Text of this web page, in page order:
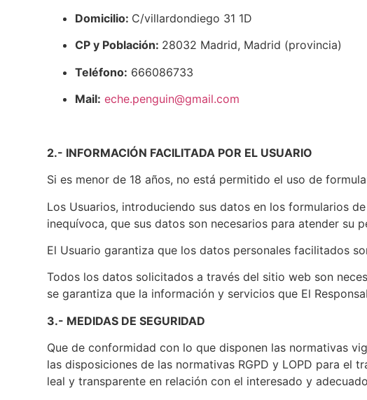
Domicilio: C/villardondiego 31 1D
CP y Población: 28032 Madrid, Madrid (provincia)
Teléfono: 666086733
Mail: eche.penguin@gmail.com
2.- INFORMACIÓN FACILITADA POR EL USUARIO
Si es menor de 18 años, no está permitido el uso de
Los Usuarios, introduciendo sus datos en los formularios
inequívoca, que sus datos son necesarios para atender su
El Usuario garantiza que los datos personales facilitados
Todos los datos solicitados a través del sitio web son
se garantiza que la información y servicios que El
3.- MEDIDAS DE SEGURIDAD
Que de conformidad con lo que disponen las normativas
las disposiciones de las normativas RGPD y LOPD para
leal y transparente en relación con el interesado y